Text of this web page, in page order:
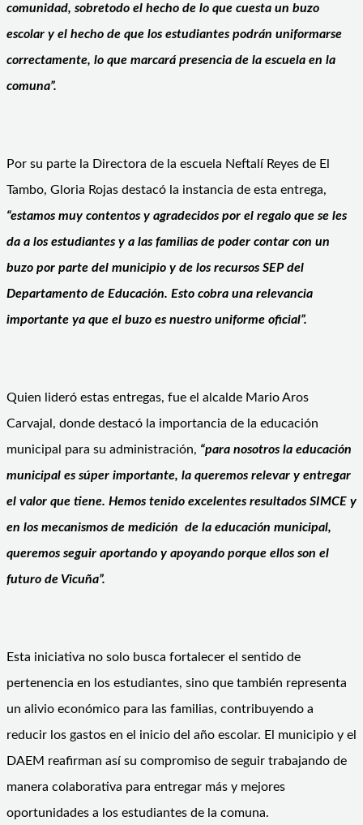
comunidad, sobretodo el hecho de lo que cuesta un buzo
escolar y el hecho de que los estudiantes podrán uniformarse
correctamente, lo que marcará presencia de la escuela en la
comuna”.
Por su parte la Directora de la escuela Neftalí Reyes de El
Tambo, Gloria Rojas destacó la instancia de esta entrega,
“estamos muy contentos y agradecidos por el regalo que se les
da a los estudiantes y a las familias de poder contar con un
buzo por parte del municipio y de los recursos SEP del
Departamento de Educación. Esto cobra una relevancia
importante ya que el buzo es nuestro uniforme oficial”.
Quien lideró estas entregas, fue el alcalde Mario Aros
Carvajal, donde destacó la importancia de la educación
municipal para su administración, “para nosotros la educación
municipal es súper importante, la queremos relevar y entregar
el valor que tiene. Hemos tenido excelentes resultados SIMCE y
en los mecanismos de medición de la educación municipal,
queremos seguir aportando y apoyando porque ellos son el
futuro de Vicuña”.
Esta iniciativa no solo busca fortalecer el sentido de
pertenencia en los estudiantes, sino que también representa
un alivio económico para las familias, contribuyendo a
reducir los gastos en el inicio del año escolar. El municipio y el
DAEM reafirman así su compromiso de seguir trabajando de
manera colaborativa para entregar más y mejores
oportunidades a los estudiantes de la comuna.